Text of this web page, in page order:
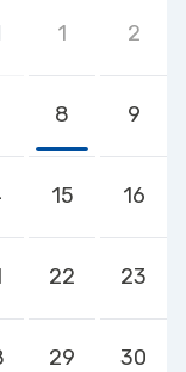
1 2
8 9
15 16
22 23
29 30